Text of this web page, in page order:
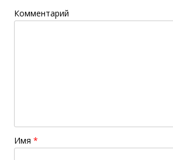
Комментарий
Имя *